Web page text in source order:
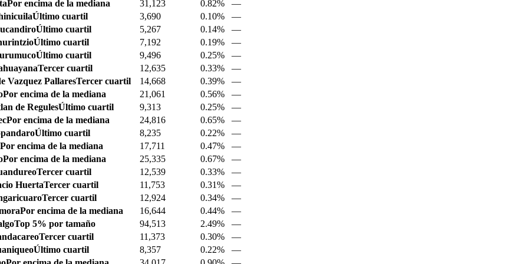
Por encima de la mediana 31,123 0.82%
—
Último cuartil 3,690 0.10%
—
Último cuartil 5,267 0.14%
—
Último cuartil 7,192 0.19%
—
Último cuartil 9,496 0.25%
—
Tercer cuartil 12,635 0.33%
—
Vazquez PallaresTercer cuartil 14,668 0.39%
—
Por encima de la mediana 21,061 0.56%
—
de RegulesÚltimo cuartil 9,313 0.25%
—
Por encima de la mediana 24,816 0.65%
—
Último cuartil 8,235 0.22%
—
Por encima de la mediana 17,711 0.47%
—
Por encima de la mediana 25,335 0.67%
—
Tercer cuartil 12,539 0.33%
—
HuertaTercer cuartil 11,753 0.31%
—
Tercer cuartil 12,924 0.34%
—
Por encima de la mediana 16,644 0.44%
—
Top 5% por tamaño 94,513 2.49%
—
Tercer cuartil 11,373 0.30%
—
Último cuartil 8,357 0.22%
—